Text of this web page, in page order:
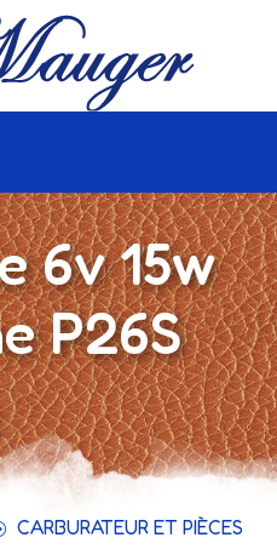
6v 15w
P26S
CARBURATEUR ET PIÈCES